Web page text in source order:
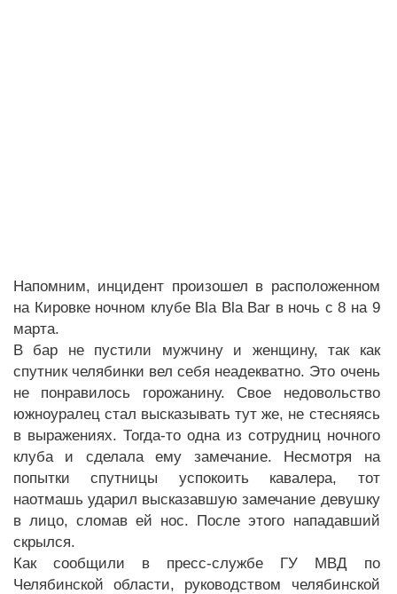
Напомним, инцидент произошел в расположенном
на Кировке ночном клубе Bla Bla Bar в ночь с 8 на 9
марта.
В бар не пустили мужчину и женщину, так как
спутник челябинки вел себя неадекватно. Это очень
не понравилось горожанину. Свое недовольство
южноуралец стал высказывать тут же, не стесняясь
в выражениях. Тогда-то одна из сотрудниц ночного
клуба и сделала ему замечание. Несмотря на
попытки спутницы успокоить кавалера, тот
наотмашь ударил высказавшую замечание девушку
в лицо, сломав ей нос. После этого нападавший
скрылся.
Как сообщили в пресс-службе ГУ МВД по
Челябинской области, руководством челябинской